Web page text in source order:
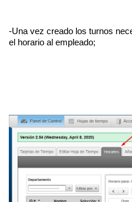
-Una vez creado los turnos
el horario al empleado;